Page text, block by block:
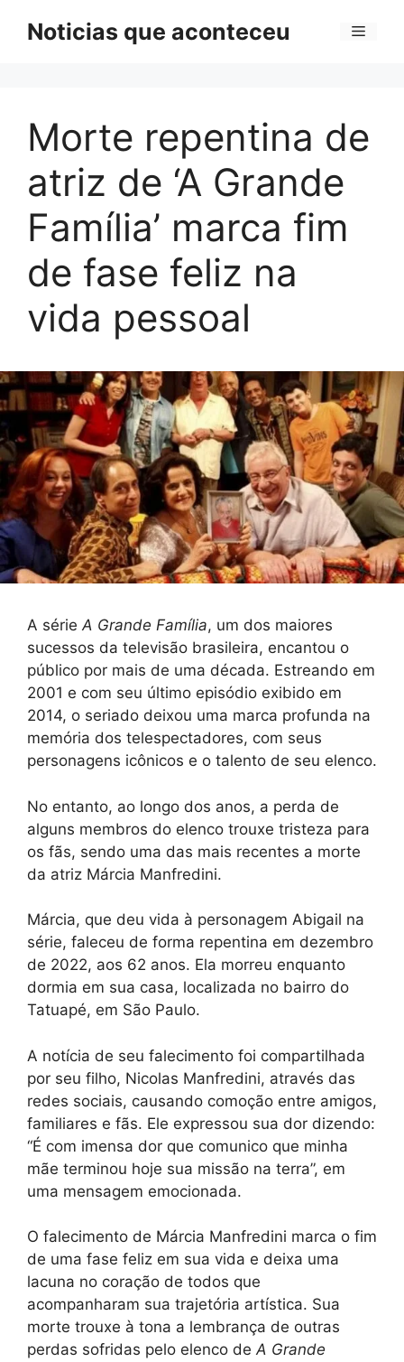
Noticias que aconteceu Menu
Morte repentina de
atriz de ‘A Grande
Família’ marca fim
de fase feliz na
vida pessoal
A sérieA Grande Família, um dos maiores
sucessos da televisão brasileira, encantou o
público por mais de uma década. Estreando em
2001 e com seu último episódio exibido em
2014, o seriado deixou uma marca profunda na
memória dos telespectadores, com seus
personagens icônicos e o talento de seu elenco.
No entanto, ao longo dos anos, a perda de
alguns membros do elenco trouxe tristeza para
os fãs, sendo uma das mais recentes a morte
da atriz Márcia Manfredini.
Márcia, que deu vida à personagem Abigail na
série, faleceu de forma repentina em dezembro
de 2022, aos 62 anos. Ela morreu enquanto
dormia em sua casa, localizada no bairro do
Tatuapé, em São Paulo.
A notícia de seu falecimento foi compartilhada
por seu filho, Nicolas Manfredini, através das
redes sociais, causando comoção entre amigos,
familiares e fãs. Ele expressou sua dor dizendo:
“É com imensa dor que comunico que minha
mãe terminou hoje sua missão na terra”, em
uma mensagem emocionada.
O falecimento de Márcia Manfredini marca o fim
de uma fase feliz em sua vida e deixa uma
lacuna no coração de todos que
acompanharam sua trajetória artística. Sua
morte trouxe à tona a lembrança de outras
perdas sofridas pelo elenco deA Grande